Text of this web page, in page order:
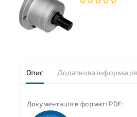
Опис Додаткова інформація
Документація в форматі PDF: